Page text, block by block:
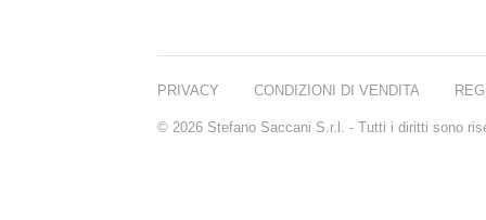
PRIVACY CONDIZIONI DI VENDITA
© 2026 Stefano Saccani S.r.l. - Tutti i diritti sono